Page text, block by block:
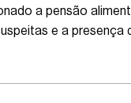
a pensão
e a presença